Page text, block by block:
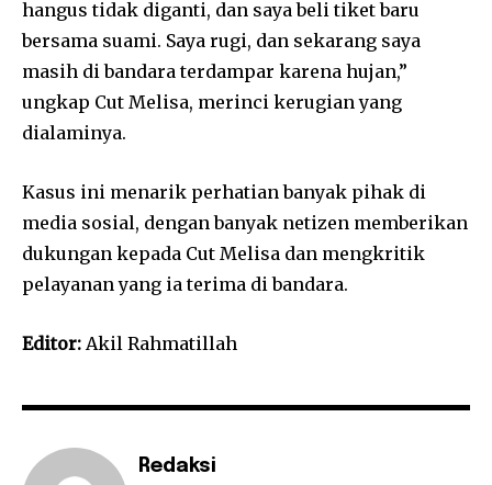
hangus tidak diganti, dan saya beli tiket baru
bersama suami. Saya rugi, dan sekarang saya
masih di bandara terdampar karena hujan,”
ungkap Cut Melisa, merinci kerugian yang
dialaminya.
Kasus ini menarik perhatian banyak pihak di
media sosial, dengan banyak netizen memberikan
dukungan kepada Cut Melisa dan mengkritik
pelayanan yang ia terima di bandara.
Editor: Akil Rahmatillah
Redaksi